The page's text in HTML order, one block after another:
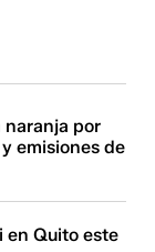
naranja por
emisiones de
en Quito este